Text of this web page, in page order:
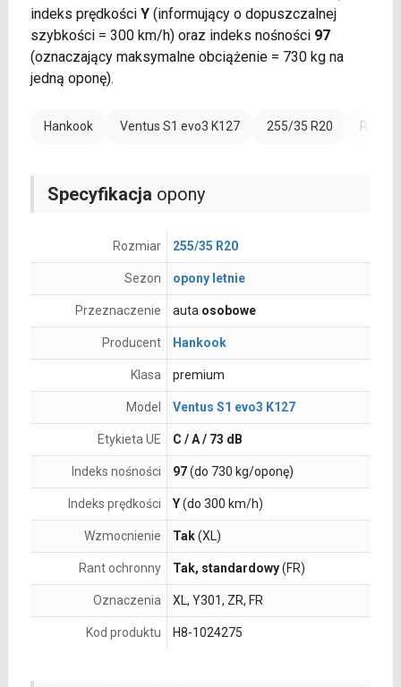
indeks prędkości Y(informujący o dopuszczalnej
szybkości = 300 km/h) oraz indeks nośności 97
(oznaczający maksymalne obciążenie = 730 kg na
jedną oponę).
Hankook Ventus S1 evo3 K127 255/35 R20 Rant
Specyfikacja opony
Rozmiar 255/35 R20
Sezon opony letnie
Przeznaczenie auta osobowe
Producent Hankook
Klasa premium
Model Ventus S1 evo3 K127
Etykieta UE C / A / 73 dB
Indeks nośności 97(do 730 kg/oponę)
Indeks prędkości Y(do 300 km/h)
Wzmocnienie Tak(XL)
Rant ochronny Tak, standardowy(FR)
Oznaczenia XL, Y301, ZR, FR
Kod produktu H8-1024275